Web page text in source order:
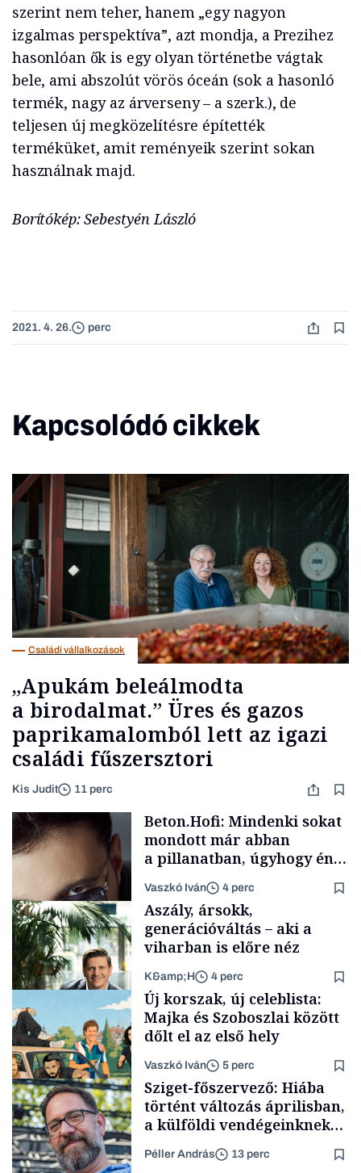
szerint nem teher, hanem „egy nagyon
izgalmas perspektíva”, azt mondja, a Prezihez
hasonlóan ők is egy olyan történetbe vágtak
bele, ami abszolút vörös óceán (sok a hasonló
termék, nagy az árverseny – a szerk.), de
teljesen új megközelítésre építették
terméküket, amit reményeik szerint sokan
használnak majd.
Borítókép: Sebestyén László
2021. 4. 26. perc
Kapcsolódó cikkek
Családi vállalkozások
„Apukám beleálmodta
a birodalmat.” Üres és gazos
paprikamalomból lett az igazi
családi fűszersztori
Kis Judit 11 perc
Forbes-sztori
Beton.Hofi: Mindenki sokat
mondott már abban
a pillanatban, úgyhogy én
a legsarkosabb
gondolataimat akartam
kimondani
Vaszkó Iván 4 perc
TÁMOGATÓI
TARTALOM
Aszály, ársokk,
generációváltás – aki a
viharban is előre néz
K&amp;H 4 perc
Lista
Új korszak, új celeblista:
Majka és Szoboszlai között
dőlt el az első hely
Vaszkó Iván 5 perc
Sziget-főszervező: Hiába
történt változás áprilisban,
a külföldi vendégeinknek
idő kell, hogy új képet
alakítsanak ki
Péller András 13 perc